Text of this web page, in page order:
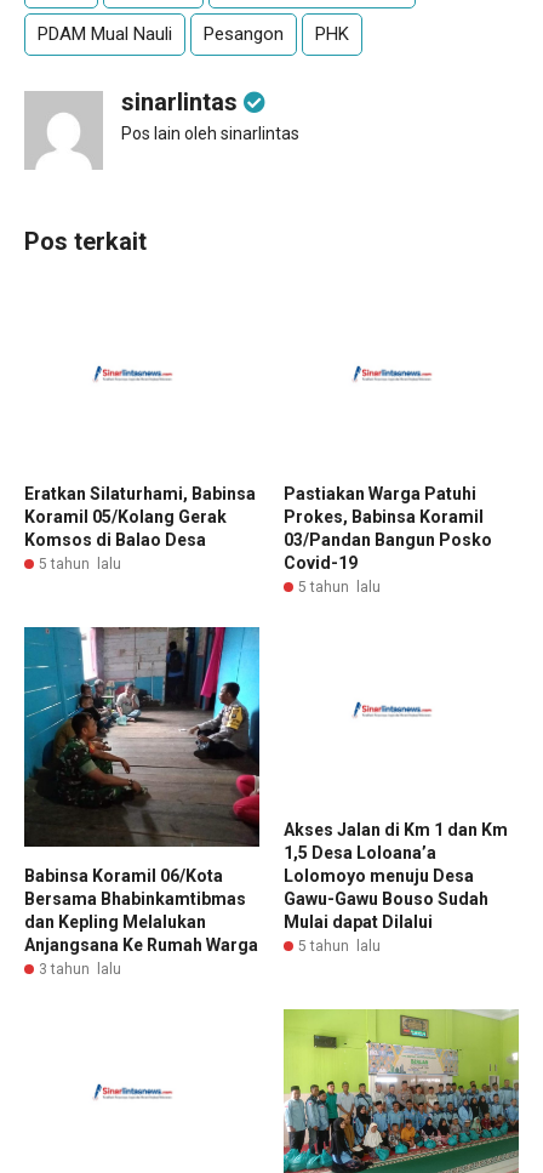
PDAM Mual Nauli Pesangon PHK
sinarlintas
Pos lain oleh sinarlintas
Pos terkait
Eratkan Silaturhami, Babinsa
Koramil 05/Kolang Gerak
Komsos di Balao Desa
5 tahun lalu
Pastiakan Warga Patuhi
Prokes, Babinsa Koramil
03/Pandan Bangun Posko
Covid-19
5 tahun lalu
Babinsa Koramil 06/Kota
Bersama Bhabinkamtibmas
dan Kepling Melalukan
Anjangsana Ke Rumah Warga
3 tahun lalu
Akses Jalan di Km 1 dan Km
1,5 Desa Loloana’a
Lolomoyo menuju Desa
Gawu-Gawu Bouso Sudah
Mulai dapat Dilalui
5 tahun lalu